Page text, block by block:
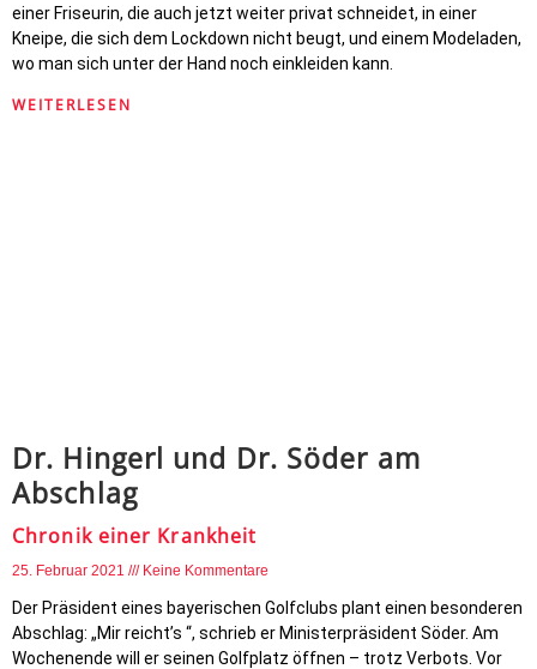
einer Friseurin, die auch jetzt weiter privat schneidet, in einer
Kneipe, die sich dem Lockdown nicht beugt, und einem Modeladen,
wo man sich unter der Hand noch einkleiden kann.
WEITERLESEN
Dr. Hingerl und Dr. Söder am
Abschlag
Chronik einer Krankheit
25. Februar 2021 Keine Kommentare
Der Präsident eines bayerischen Golfclubs plant einen besonderen
Abschlag: „Mir reicht’s “, schrieb er Ministerpräsident Söder. Am
Wochenende will er seinen Golfplatz öffnen – trotz Verbots. Vor